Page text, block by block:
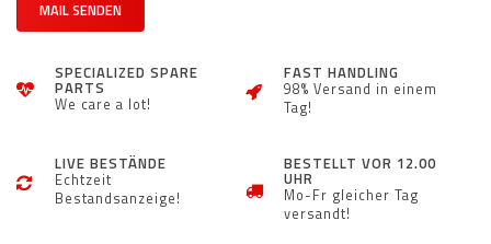
MAIL SENDEN
SPECIALIZED SPARE
PARTS
We care a lot!
FAST HANDLING
98% Versand in einem
Tag!
LIVE BESTÄNDE
Echtzeit
Bestandsanzeige!
BESTELLT VOR 12.00
UHR
Mo-Fr gleicher Tag
versandt!